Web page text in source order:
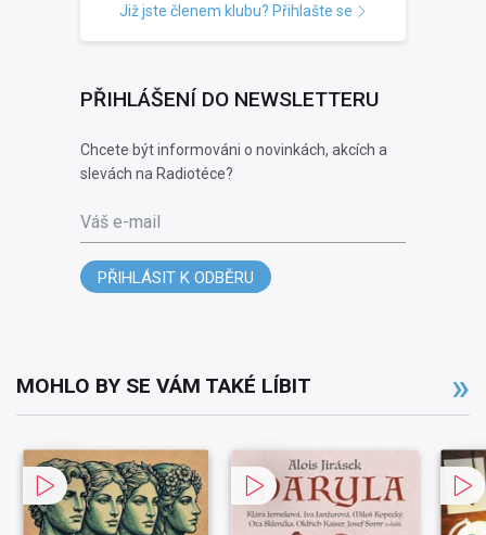
Již jste členem klubu? Přihlašte se
PŘIHLÁŠENÍ DO NEWSLETTERU
Chcete být informováni o novinkách, akcích a
slevách na Radiotéce?
Váš e-mail
PŘIHLÁSIT K ODBĚRU
MOHLO BY SE VÁM TAKÉ LÍBIT